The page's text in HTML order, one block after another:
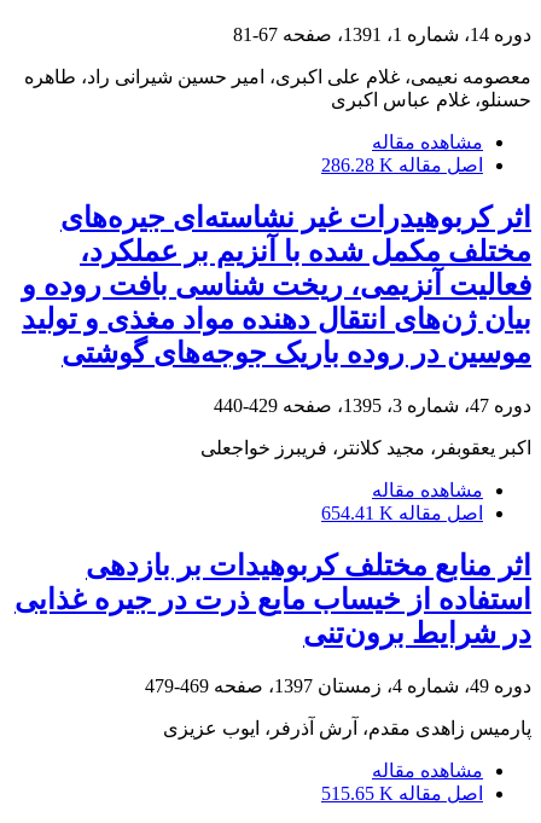
دوره 14، شماره 1، 1391، صفحه 67-81
معصومه نعیمی، غلام علی اکبری، امیر حسین شیرانی راد، طاهره
حسنلو، غلام عباس اکبری
مشاهده مقاله
اصل مقاله 286.28 K
اثر کربوهیدرات غیر نشاسته‌ای جیره‌های
مختلف مکمل شده با آنزیم بر عملکرد،
فعالیت آنزیمی، ریخت شناسی بافت روده و
بیان ژن‌های انتقال دهنده مواد مغذی و تولید
موسین در روده باریک جوجه‌های گوشتی
دوره 47، شماره 3، 1395، صفحه 429-440
اکبر یعقوبفر، مجید کلانتر، فریبرز خواجعلی
مشاهده مقاله
اصل مقاله 654.41 K
اثر منابع مختلف کربوهیدات بر بازدهی
استفاده از خیساب مایع ذرت در جیره غذایی
در شرایط برون‌تنی
دوره 49، شماره 4، زمستان 1397، صفحه 469-479
پارمیس زاهدی مقدم، آرش آذرفر، ایوب عزیزی
مشاهده مقاله
اصل مقاله 515.65 K